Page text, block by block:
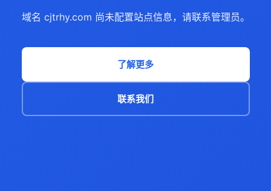
域名 cjtrhy.com 尚未配置站点信息，请联系管理员。
了解更多
联系我们